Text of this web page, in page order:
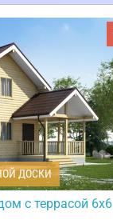
ДОСКИ
с террасой 6х6